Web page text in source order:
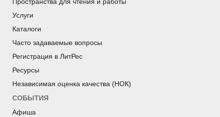
Услуги
Каталоги
Часто задаваемые вопросы
Регистрация в ЛитРес
Ресурсы
Независимая оценка качества (НОК)
СОБЫТИЯ
Афиша